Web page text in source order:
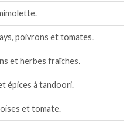
poivrons et tomates.
et herbes fraîches.
épices à tandoori.
et tomate.